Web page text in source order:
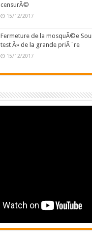
censurÃ©
15/12/2017
Fermeture de la mosquÃ©e
test Â» de la grande priÃ¨re
15/12/2017